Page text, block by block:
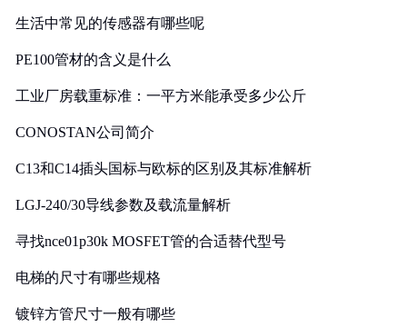
生活中常见的传感器有哪些呢
PE100管材的含义是什么
工业厂房载重标准：一平方米能承受多少公斤
CONOSTAN公司简介
C13和C14插头国标与欧标的区别及其标准解析
LGJ-240/30导线参数及载流量解析
寻找nce01p30k MOSFET管的合适替代型号
电梯的尺寸有哪些规格
镀锌方管尺寸一般有哪些